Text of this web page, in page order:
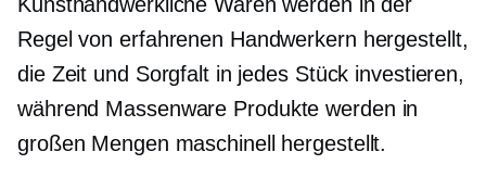
Regel von erfahrenen Handwerkern hergestellt,
die Zeit und Sorgfalt in jedes Stück investieren,
während Massenware Produkte werden in
großen Mengen maschinell hergestellt.